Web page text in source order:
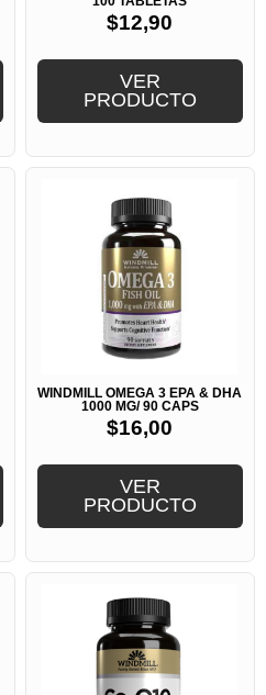
$12,90
VER
PRODUCTO
WINDMILL OMEGA 3 EPA & DHA
1000 MG/ 90 CAPS
$16,00
VER
PRODUCTO